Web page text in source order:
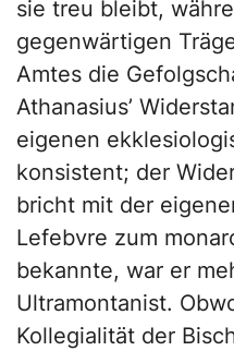
sie treu bleibt,
gegenwärtigen
Amtes die
Athanasius’
eigenen
konsistent; der
bricht mit der
Lefebvre zum
bekannte, war er
Ultramontanist.
Kollegialität der